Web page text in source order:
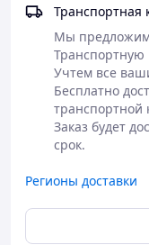
Сварке и т.д.;
Преимущества
АвиаПромСталь:
Транспортная
Мы
Учтем все
Бесплатно
транспортной
Заказ будет
срок.
Регионы доставки